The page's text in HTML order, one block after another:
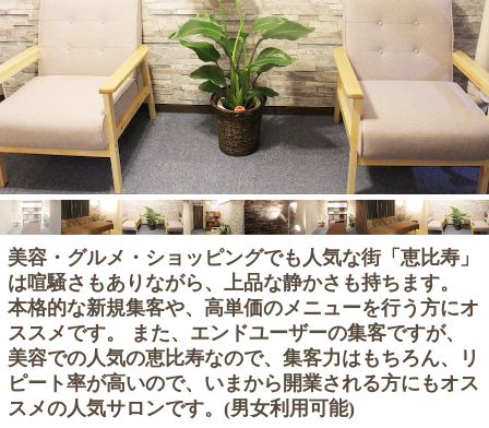
美容・グルメ・ショッピングでも人気な街「恵比寿」
は喧騒さもありながら、上品な静かさも持ちます。
本格的な新規集客や、高単価のメニューを行う方にオ
ススメです。 また、エンドユーザーの集客ですが、
美容での人気の恵比寿なので、集客力はもちろん、リ
ピート率が高いので、いまから開業される方にもオス
スメの人気サロンです。(男女利用可能)